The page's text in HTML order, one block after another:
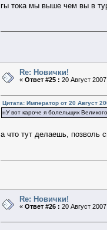
гы тока мы выше чем вы в
Re: Новички!
«Ответ #25 : 20 Август
Цитата: Император от 20 Август
нУ вот кароче я болельщик
а что тут делаешь, позволь
Re: Новички!
«Ответ #26 : 20 Август